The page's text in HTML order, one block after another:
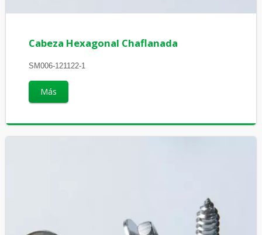
Cabeza Hexagonal Chaflanada
SM006-121122-1
Más